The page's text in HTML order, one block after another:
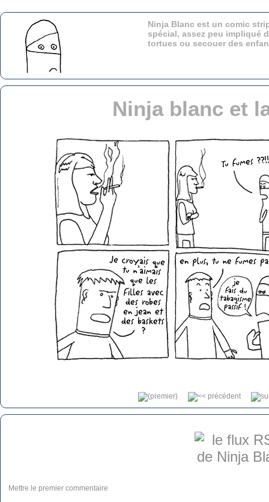
Ninja Blanc est un comic
spécial, assez peu impliqué
tortues ou secouer des
Ninja blanc et
Mettre le premier commentaire